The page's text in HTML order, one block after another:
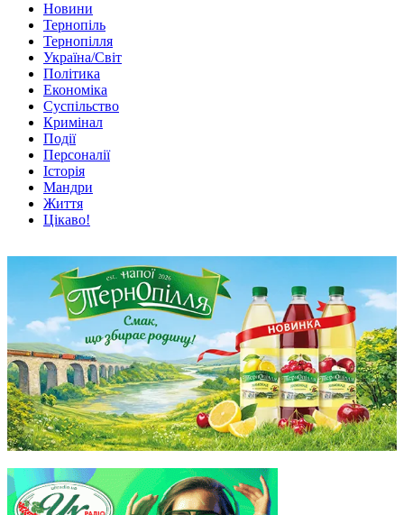
Новини
Тернопіль
Тернопілля
Україна/Світ
Політика
Економіка
Суспільство
Кримінал
Події
Персоналії
Історія
Мандри
Життя
Цікаво!